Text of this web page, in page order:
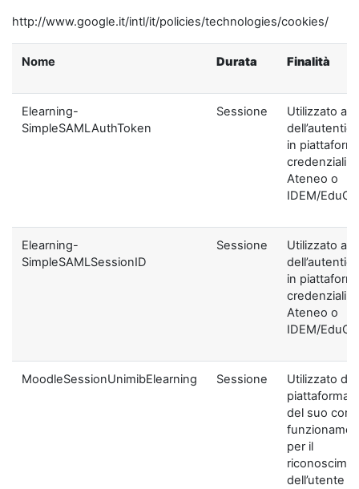
http://www.google.it/intl/it/policies/technologies/cookies/
Nome Durata Finalità
Elearning-
SimpleSAMLAuthToken
Sessione
Utilizzato ai
in
credenziali di
Ateneo o
IDEM/
Elearning-
SimpleSAMLSessionID
Sessione
Utilizzato ai
in
credenziali di
Ateneo o
IDEM/
MoodleSessionUnimibElearning Sessione
Utilizzato
piattaforma
del suo
per il
dell’utente